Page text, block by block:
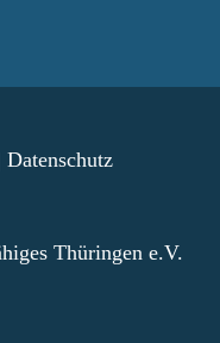
Datenschutz
Thüringen e.V.